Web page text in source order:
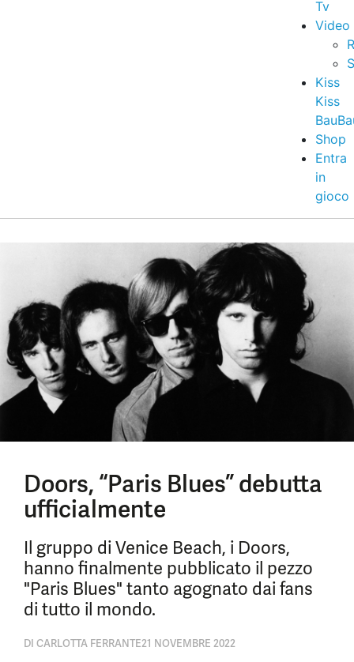
Tv
Video
Kiss
Kiss
Shop
Entra
in
gioco
Doors, “Paris Blues” debutta
ufficialmente
Il gruppo di Venice Beach, i Doors,
hanno finalmente pubblicato il pezzo
"Paris Blues" tanto agognato dai fans
di tutto il mondo.
DI CARLOTTA FERRANTE21 NOVEMBRE 2022